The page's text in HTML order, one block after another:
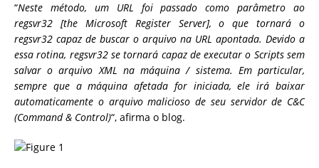
“Neste método, um URL foi passado como parâmetro ao
regsvr32 [the Microsoft Register Server], o que tornará o
regsvr32 capaz de buscar o arquivo na URL apontada. Devido a
essa rotina, regsvr32 se tornará capaz de executar o Scripts sem
salvar o arquivo XML na máquina / sistema. Em particular,
sempre que a máquina afetada for iniciada, ele irá baixar
automaticamente o arquivo malicioso de seu servidor de C&C
(Command & Control)“, afirma o blog.